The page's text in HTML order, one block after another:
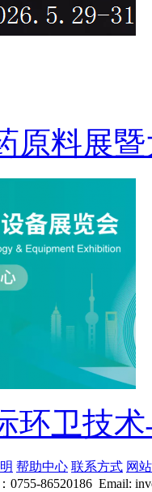
原料展
环卫技
帮助中心 联系方式 网
86520186 Email: